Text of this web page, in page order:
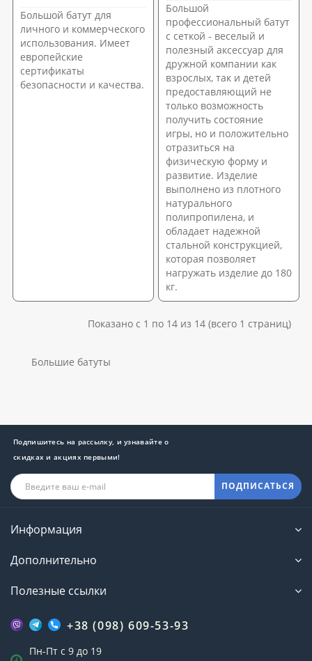
Большой батут для
личного и коммерческого
использования. Имеет
европейские
сертификаты
безопасности и качества.
Большой
профессиональный батут
с сеткой - веселый и
полезный аксессуар для
дружной компании как
взрослых, так и детей
предоставляющий не
только возможность
получить состояние
игры, но и положительно
отразиться на
физическую форму и
развитие. Изделие
выполнено из плотного
натурального
полипропилена, и
обладает надежной
стальной конструкцией,
которая позволяет
нагружать изделие до 180
кг.
Показано с 1 по 14 из 14 (всего 1 страниц)
Большие батуты
Подпишитесь на рассылку, и узнавайте о
скидках и акциях первыми!
ПОДПИСАТЬСЯ
Информация
Дополнительно
Полезные ссылки
+38 (098) 609-53-93
Пн-Пт с 9 до 19